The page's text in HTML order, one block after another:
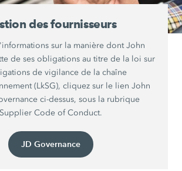
des fournisseurs
sur la manière dont John
de ses obligations au titre de la loi sur
de vigilance de la chaîne
(LkSG), cliquez sur le lien John
ci-dessus, sous la rubrique
Supplier Code of Conduct.
JD Governance